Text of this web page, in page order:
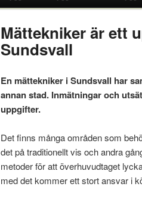
Mättekniker är ett
Sundsvall
En mättekniker i Sundsvall har
annan stad. Inmätningar och
uppgifter.
Det finns många områden som
det på traditionellt vis och andra
metoder för att överhuvudtaget
med det kommer ett stort ansvar i